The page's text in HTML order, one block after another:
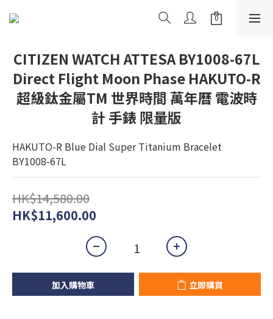
CITIZEN WATCH ATTESA BY1008-67L
Direct Flight Moon Phase HAKUTO-R
超級鈦金屬TM 世界時間 萬年曆 電波時
計 手錶 限量版
HAKUTO-R Blue Dial Super Titanium Bracelet
BY1008-67L
HK$14,580.00
HK$11,600.00
加入購物車 立即購買